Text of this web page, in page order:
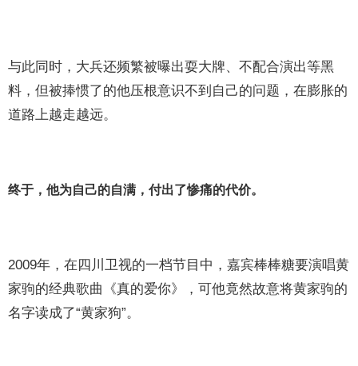
与此同时，大兵还频繁被曝出耍大牌、不配合演出等黑
料，但被捧惯了的他压根意识不到自己的问题，在膨胀的
道路上越走越远。
终于，他为自己的自满，付出了惨痛的代价。
2009年，在四川卫视的一档节目中，嘉宾棒棒糖要演唱黄
家驹的经典歌曲《真的爱你》，可他竟然故意将黄家驹的
名字读成了“黄家狗”。